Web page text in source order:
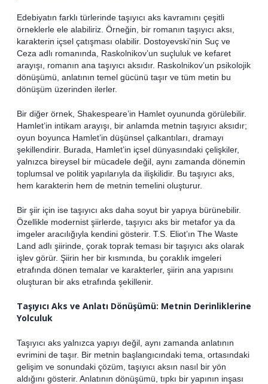
Edebiyatın farklı türlerinde taşıyıcı aks kavramını çeşitli
örneklerle ele alabiliriz. Örneğin, bir romanın taşıyıcı aksı,
karakterin içsel çatışması olabilir. Dostoyevski’nin Suç ve
Ceza adlı romanında, Raskolnikov’un suçluluk ve kefaret
arayışı, romanın ana taşıyıcı aksıdır. Raskolnikov’un psikolojik
dönüşümü, anlatının temel gücünü taşır ve tüm metin bu
dönüşüm üzerinden ilerler.
Bir diğer örnek, Shakespeare’in Hamlet oyununda görülebilir.
Hamlet’in intikam arayışı, bir anlamda metnin taşıyıcı aksıdır;
oyun boyunca Hamlet’in düşünsel çalkantıları, dramayı
şekillendirir. Burada, Hamlet’in içsel dünyasındaki çelişkiler,
yalnızca bireysel bir mücadele değil, aynı zamanda dönemin
toplumsal ve politik yapılarıyla da ilişkilidir. Bu taşıyıcı aks,
hem karakterin hem de metnin temelini oluşturur.
Bir şiir için ise taşıyıcı aks daha soyut bir yapıya bürünebilir.
Özellikle modernist şiirlerde, taşıyıcı aks bir metafor ya da
imgeler aracılığıyla kendini gösterir. T.S. Eliot’ın The Waste
Land adlı şiirinde, çorak toprak teması bir taşıyıcı aks olarak
işlev görür. Şiirin her bir kısmında, bu çoraklık imgeleri
etrafında dönen temalar ve karakterler, şiirin ana yapısını
oluşturan bir aks etrafında şekillenir.
Taşıyıcı Aks ve Anlatı Dönüşümü: Metnin Derinliklerine
Yolculuk
Taşıyıcı aks yalnızca yapıyı değil, aynı zamanda anlatının
evrimini de taşır. Bir metnin başlangıcındaki tema, ortasındaki
gelişim ve sonundaki çözüm, taşıyıcı aksın nasıl bir yön
aldığını gösterir. Anlatının dönüşümü, tıpkı bir yapının inşası